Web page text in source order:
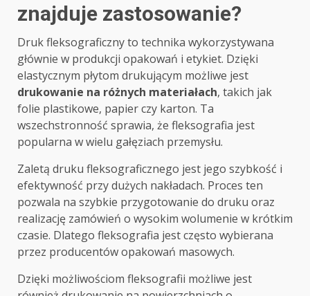
znajduje zastosowanie?
Druk fleksograficzny to technika wykorzystywana
głównie w produkcji opakowań i etykiet. Dzięki
elastycznym płytom drukującym możliwe jest
drukowanie na różnych materiałach, takich jak
folie plastikowe, papier czy karton. Ta
wszechstronność sprawia, że fleksografia jest
popularna w wielu gałęziach przemysłu.
Zaletą druku fleksograficznego jest jego szybkość i
efektywność przy dużych nakładach. Proces ten
pozwala na szybkie przygotowanie do druku oraz
realizację zamówień o wysokim wolumenie w krótkim
czasie. Dlatego fleksografia jest często wybierana
przez producentów opakowań masowych.
Dzięki możliwościom fleksografii możliwe jest